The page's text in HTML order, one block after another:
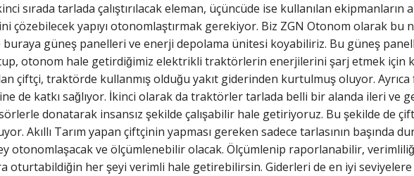
sırada tarlada çalıştırılacak eleman, üçüncüde ise kullanılan ekipmanların
çözebilecek yapıyı otonomlaştırmak gerekiyor. Biz ZGN Otonom olarak
buraya güneş panelleri ve enerji depolama ünitesi koyabiliriz. Bu güneş
otonom hale getirdiğimiz elektrikli traktörlerin enerjilerini şarj etmek için
çiftçi, traktörde kullanmış olduğu yakıt giderinden kurtulmuş oluyor. Ayrıca
de katkı sağlıyor. İkinci olarak da traktörler tarlada belli bir alanda ileri ve
donatarak insansız şekilde çalışabilir hale getiriyoruz. Bu şekilde de
Akıllı Tarım yapan çiftçinin yapması gereken sadece tarlasının başında
otonomlaşacak ve ölçümlenebilir olacak. Ölçümlenip raporlanabilir,
oturtabildiğin her şeyi verimli hale getirebilirsin. Giderleri de en iyi